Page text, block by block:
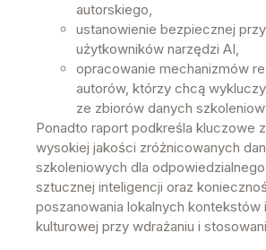
autorskiego,
ustanowienie bezpiecznej
użytkowników narzędzi AI,
opracowanie mechanizmów
autorów, którzy chcą
ze zbiorów danych
Ponadto raport podkreśla kluczowe
wysokiej jakości zróżnicowanych
szkoleniowych dla
sztucznej inteligencji oraz
poszanowania lokalnych kontekstów
kulturowej przy wdrażaniu i